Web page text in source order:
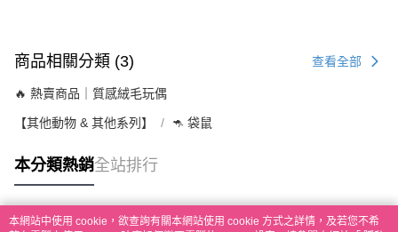
商品相關分類 (3) 查看全部
🔥 熱賣商品｜質感絨毛玩偶
【其他動物 & 其他系列】 🦘 袋鼠
本分類熱銷全站排行
本網站中使用 cookie，欲查詢有關本網站使用 cookie 方式之詳情，及若您不希